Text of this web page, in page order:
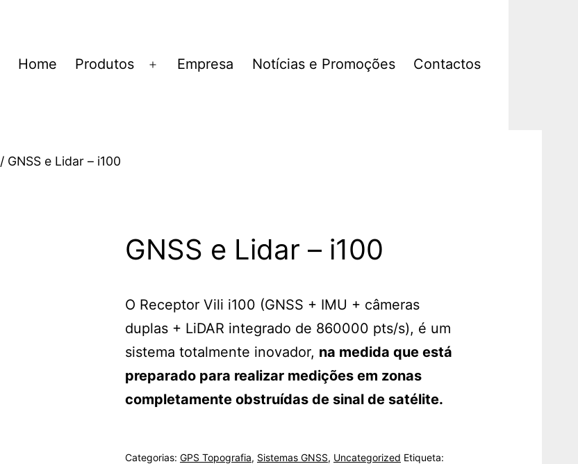
Home Produtos
Abrir
Empresa Notícias e Promoções Contactos
/ GNSS e Lidar – i100
GNSS e Lidar – i100
O Receptor Vili i100 (GNSS + IMU + câmeras
duplas + LiDAR integrado de 860000 pts/s), é um
sistema totalmente inovador, na medida que está
preparado para realizar medições em zonas
completamente obstruídas de sinal de satélite.
Categorias: GPS Topografia, Sistemas GNSS, Uncategorized Etiqueta: